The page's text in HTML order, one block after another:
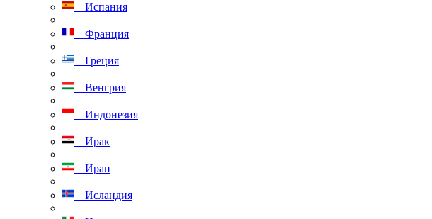
Испания
Франция
Греция
Венгрия
Индонезия
Ирак
Иран
Исландия